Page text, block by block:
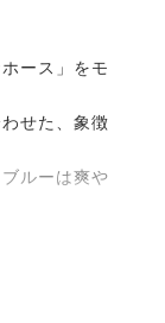
ース」をモ
せた、象徴
ルーは爽や